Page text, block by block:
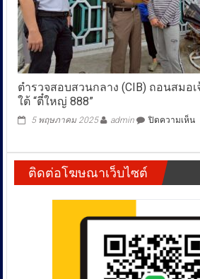
ตำรวจสอบสวนกลาง (CIB) ถอนสมอ
ใต้ “ตี๋ใหญ่ 888”
5 พฤษภาคม 2025 admin ปิดความเห็นบน
พ
“
ติดต่อโฆษณาเว็บไซต์